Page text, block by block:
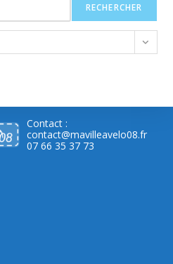
RECHERCHER
Contact :
contact@mavilleavelo08.fr
07 66 35 37 73